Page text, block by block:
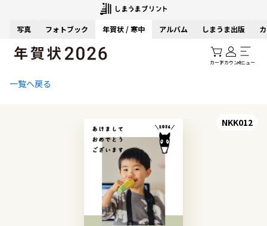
写真 フォトブック 年賀状 / 寒中 アルバム しまうま出版
カートアカウントメニュー
一覧へ戻る
NKK012